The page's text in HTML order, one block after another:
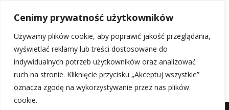
Cenimy prywatność użytkowników
Używamy plików cookie, aby poprawić jakość przeglądania,
wyświetlać reklamy lub treści dostosowane do
indywidualnych potrzeb użytkowników oraz analizować
ruch na stronie. Kliknięcie przycisku „Akceptuj wszystkie”
oznacza zgodę na wykorzystywanie przez nas plików
cookie.
10 lutego, 2026
Składy: Lechia Gdańsk – Miedź Legnica: Kto zagra?
10 lutego, 2026